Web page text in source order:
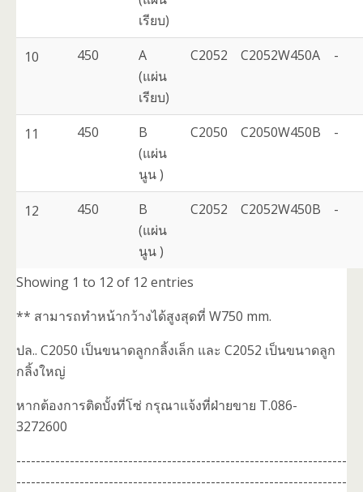
เรียบ)
10 450
A
(แผ่น
เรียบ)
C2052 C2052W450A -
11 450
B
(แผ่น
นูน )
C2050 C2050W450B -
12 450
B
(แผ่น
นูน )
C2052 C2052W450B -
Showing 1 to 12 of 12 entries
** สามารถทำหน้ากว้างได้สูงสุดที่ W750 mm.
ปล.. C2050 เป็นขนาดลูกกลิ้งเล็ก และ C2052 เป็นขนาดลูก
กลิ้งใหญ่
หากต้องการติดบั้งที่โซ่ กรุณาแจ้งที่ฝ่ายขาย T.086-
3272600
--------------------------------------------------------------------
--------------------------------------------------------------------